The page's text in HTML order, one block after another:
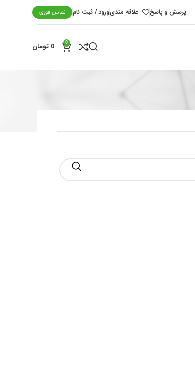
پرسش و پاسخ علاقه مندیورود / ثبت نام تماس فوری
0
0 تومان